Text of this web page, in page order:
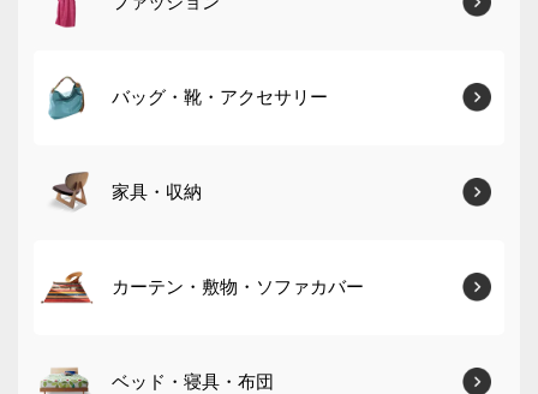
バッグ・靴・アクセサリー
家具・収納
カーテン・敷物・ソファカバー
ベッド・寝具・布団